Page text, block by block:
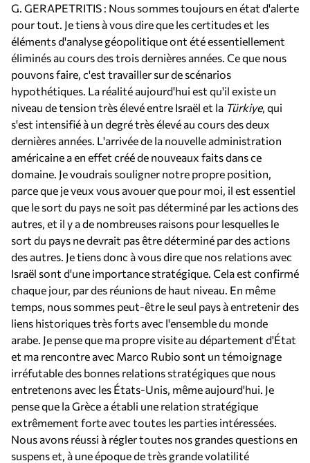
G. GERAPETRITIS : Nous sommes toujours en état d'alerte
pour tout. Je tiens à vous dire que les certitudes et les
éléments d'analyse géopolitique ont été essentiellement
éliminés au cours des trois dernières années. Ce que nous
pouvons faire, c'est travailler sur de scénarios
hypothétiques. La réalité aujourd'hui est qu'il existe un
niveau de tension très élevé entre Israël et la Türkiye, qui
s'est intensifié à un degré très élevé au cours des deux
dernières années. L'arrivée de la nouvelle administration
américaine a en effet créé de nouveaux faits dans ce
domaine. Je voudrais souligner notre propre position,
parce que je veux vous avouer que pour moi, il est essentiel
que le sort du pays ne soit pas déterminé par les actions des
autres, et il y a de nombreuses raisons pour lesquelles le
sort du pays ne devrait pas être déterminé par des actions
des autres. Je tiens donc à vous dire que nos relations avec
Israël sont d'une importance stratégique. Cela est confirmé
chaque jour, par des réunions de haut niveau. En même
temps, nous sommes peut-être le seul pays à entretenir des
liens historiques très forts avec l'ensemble du monde
arabe. Je pense que ma propre visite au département d'État
et ma rencontre avec Marco Rubio sont un témoignage
irréfutable des bonnes relations stratégiques que nous
entretenons avec les États-Unis, même aujourd'hui. Je
pense que la Grèce a établi une relation stratégique
extrêmement forte avec toutes les parties intéressées.
Nous avons réussi à régler toutes nos grandes questions en
suspens et, à une époque de très grande volatilité